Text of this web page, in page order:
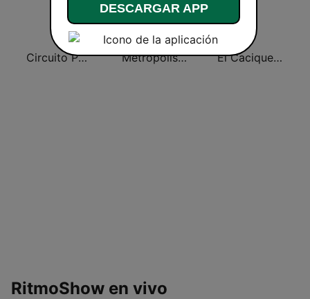
Circuito Pop FM Metropolis 103.9 FM El Cacique de Valencia
RitmoShow en vivo
DESCARGAR APP